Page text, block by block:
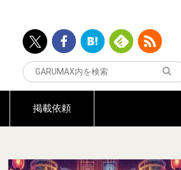
掲載依頼